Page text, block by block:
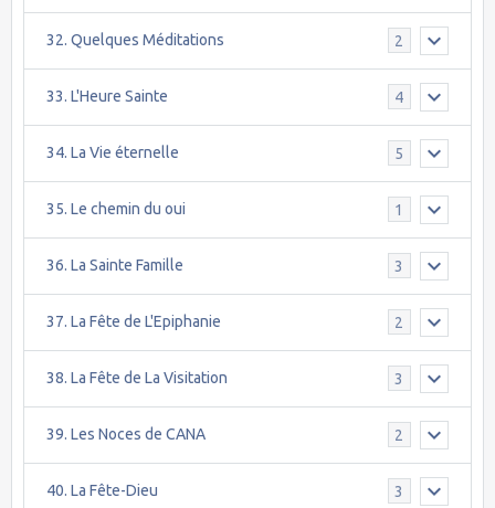
32. Quelques Méditations 2
33. L'Heure Sainte 4
34. La Vie éternelle 5
35. Le chemin du oui 1
36. La Sainte Famille 3
37. La Fête de L'Epiphanie 2
38. La Fête de La Visitation 3
39. Les Noces de CANA 2
40. La Fête-Dieu 3